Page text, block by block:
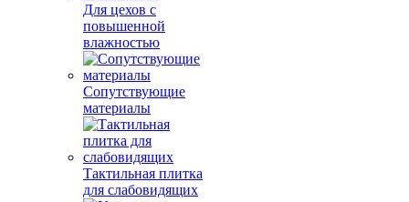
Для цехов с
повышенной
влажностью
Сопутствующие
материалы
Тактильная плитка
для слабовидящих